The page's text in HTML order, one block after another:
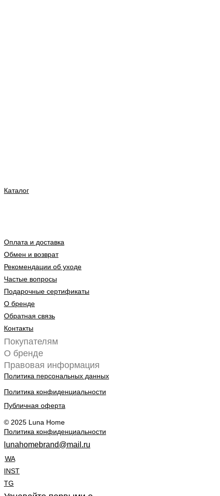
Каталог
Оплата и доставка
Обмен и возврат
Рекомендации об уходе
Частые вопросы
Подарочные сертификаты
О бренде
Обратная связь
Контакты
Покупателям
О бренде
Правовая информация
Политика персональных данных
Политика конфиденциальности
Публичная оферта
© 2025 Luna Home
Политика конфиденциальности
lunahomebrand@mail.ru
WA
INST
TG